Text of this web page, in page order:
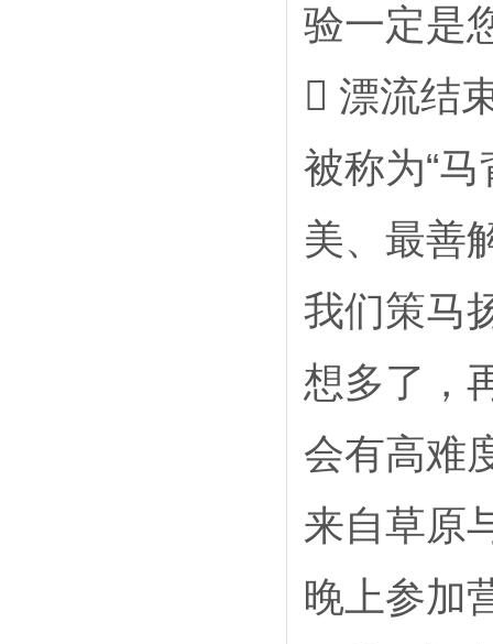
验一定是
 漂流结
被称为“
美、最善
我们策马
想多了，
会有高难
来自草原
晚上参加